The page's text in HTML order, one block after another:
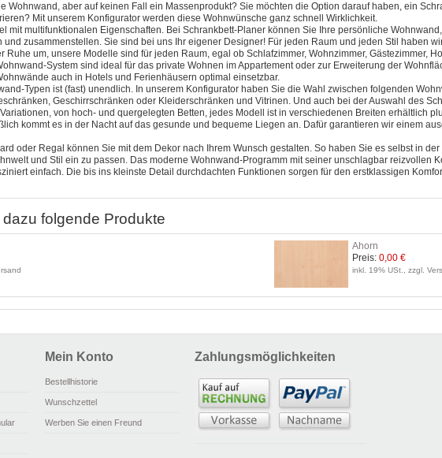
Wohnwand, aber auf keinen Fall ein Massenprodukt? Sie möchten die Option darauf haben, ein
Mit unserem Konfigurator werden diese Wohnwünsche ganz schnell Wirklichkeit.
mit multifunktionalen Eigenschaften. Bei Schrankbett-Planer können Sie Ihre persönliche
und zusammenstellen. Sie sind bei uns Ihr eigener Designer! Für jeden Raum und jeden Stil haben
Ruhe um, unsere Modelle sind für jeden Raum, egal ob Schlafzimmer, Wohnzimmer, Gästezimmer,
System sind ideal für das private Wohnen im Appartement oder zur Erweiterung der
auch in Hotels und Ferienhäusern optimal einsetzbar.
Typen ist (fast) unendlich. In unserem Konfigurator haben Sie die Wahl zwischen folgenden
Geschirrschränken oder Kleiderschränken und Vitrinen. Und auch bei der Auswahl des
von hoch- und quergelegten Betten, jedes Modell ist in verschiedenen Breiten erhältlich
kommt es in der Nacht auf das gesunde und bequeme Liegen an. Dafür garantieren wir einem
oder Regal können Sie mit dem Dekor nach Ihrem Wunsch gestalten. So haben Sie es selbst in
und Stil ein zu passen. Das moderne Wohnwand-Programm mit seiner unschlagbar reizvollen
einfach. Die bis ins kleinste Detail durchdachten Funktionen sorgen für den erstklassigen
folgende Produkte
Ahorn
Preis: 0,00 €
inkl. 19% USt., zzgl.
Mein Konto
Bestellhistorie
Wunschzettel
Werben Sie einen Freund
Zahlungsmöglichkeiten